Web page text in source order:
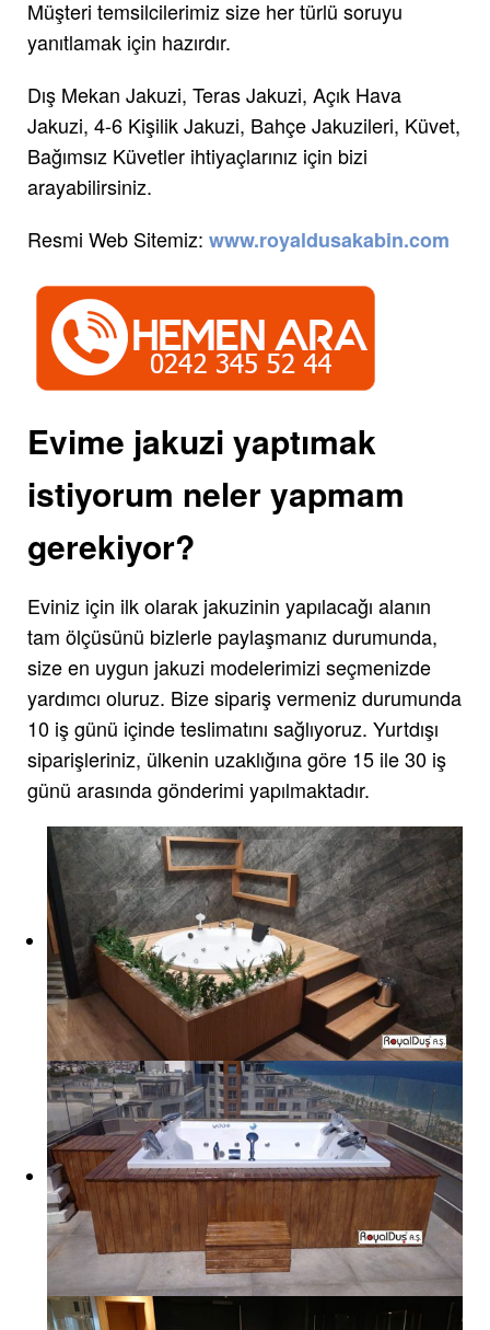
Müşteri temsilcilerimiz size her türlü soruyu
yanıtlamak için hazırdır.
Dış Mekan Jakuzi, Teras Jakuzi, Açık Hava
Jakuzi, 4-6 Kişilik Jakuzi, Bahçe Jakuzileri, Küvet,
Bağımsız Küvetler ihtiyaçlarınız için bizi
arayabilirsiniz.
Resmi Web Sitemiz: www.royaldusakabin.com
Evime jakuzi yaptımak
istiyorum neler yapmam
gerekiyor?
Eviniz için ilk olarak jakuzinin yapılacağı alanın
tam ölçüsünü bizlerle paylaşmanız durumunda,
size en uygun jakuzi modelerimizi seçmenizde
yardımcı oluruz. Bize sipariş vermeniz durumunda
10 iş günü içinde teslimatını sağlıyoruz. Yurtdışı
siparişleriniz, ülkenin uzaklığına göre 15 ile 30 iş
günü arasında gönderimi yapılmaktadır.